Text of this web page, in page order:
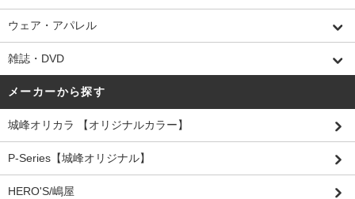
ウェア・アパレル
雑誌・DVD
メーカーから探す
城峰オリカラ 【オリジナルカラー】
P-Series【城峰オリジナル】
HERO'S/嶋屋